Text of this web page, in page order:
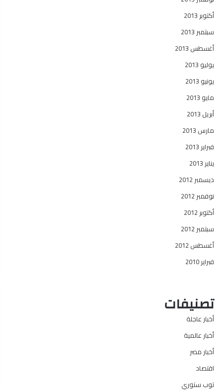
أكتوبر 2013
سبتمبر 2013
أغسطس 2013
يوليو 2013
يونيو 2013
مايو 2013
أبريل 2013
مارس 2013
فبراير 2013
يناير 2013
ديسمبر 2012
نوفمبر 2012
أكتوبر 2012
سبتمبر 2012
أغسطس 2012
فبراير 2010
تصنيفات
أخبار عاجلة
أخبار عالمية
أخبار مصر
اقتصاد
توب ستوري